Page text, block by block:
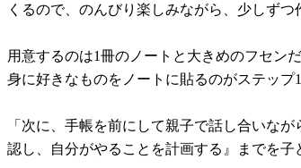
くるので、のんびり楽しみながら、少しず
用意するのは1冊のノートと大きめのフセン
身に好きなものをノートに貼るのがステップ
「次に、手帳を前にして親子で話し合いな
認し、自分がやることを計画する』までを子